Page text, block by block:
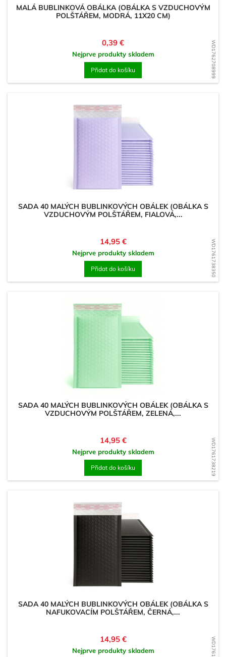
WD1762708999
MALÁ BUBLINKOVÁ OBÁLKA (OBÁLKA S VZDUCHOVÝM
POLŠTÁŘEM, MODRÁ, 11X20 CM)
Cena
0,39 €
Nejprve produkty skladem
Přidat do košíku
WD1761738350
SADA 40 MALÝCH BUBLINKOVÝCH OBÁLEK (OBÁLKA S
VZDUCHOVÝM POLŠTÁŘEM, FIALOVÁ,...
Cena
14,95 €
Nejprve produkty skladem
Přidat do košíku
WD1761738219
SADA 40 MALÝCH BUBLINKOVÝCH OBÁLEK (OBÁLKA S
VZDUCHOVÝM POLŠTÁŘEM, ZELENÁ,...
Cena
14,95 €
Nejprve produkty skladem
Přidat do košíku
SADA 40 MALÝCH BUBLINKOVÝCH OBÁLEK (OBÁLKA S
NAFUKOVACÍM POLŠTÁŘEM, ČERNÁ,...
Cena
14,95 €
Nejprve produkty skladem